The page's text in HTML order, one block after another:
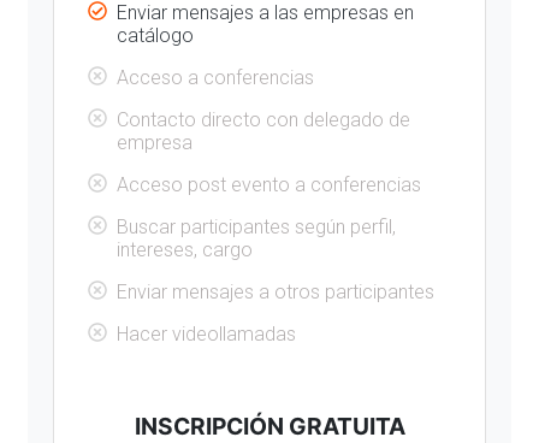
Enviar mensajes a las empresas en
catálogo
Acceso a conferencias
Contacto directo con delegado de
empresa
Acceso post evento a conferencias
Buscar participantes según perfil,
intereses, cargo
Enviar mensajes a otros participantes
Hacer videollamadas
INSCRIPCIÓN GRATUITA